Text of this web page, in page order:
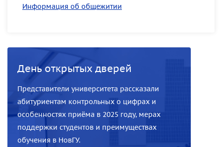
Информация об общежитии
День открытых дверей
Представители университета рассказали
абитуриентам контрольных о цифрах и
особенностях приёма в 2025 году, мерах
поддержки студентов и преимуществах
обучения в НовГУ.